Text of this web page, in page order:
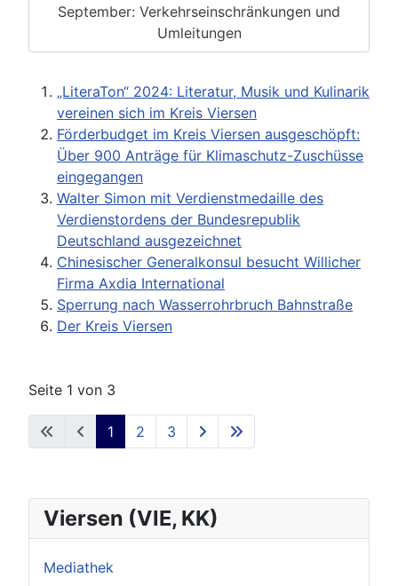
September: Verkehrseinschränkungen und
Umleitungen
„LiteraTon“ 2024: Literatur, Musik und Kulinarik
vereinen sich im Kreis Viersen
Förderbudget im Kreis Viersen ausgeschöpft:
Über 900 Anträge für Klimaschutz-Zuschüsse
eingegangen
Walter Simon mit Verdienstmedaille des
Verdienstordens der Bundesrepublik
Deutschland ausgezeichnet
Chinesischer Generalkonsul besucht Willicher
Firma Axdia International
Sperrung nach Wasserrohrbruch Bahnstraße
Der Kreis Viersen
Seite 1 von 3
1 2 3
Viersen (VIE, KK)
Mediathek